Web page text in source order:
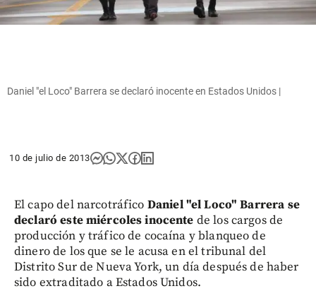
Daniel "el Loco" Barrera se declaró inocente en Estados Unidos |
10 de julio de 2013
El capo del narcotráfico Daniel "el Loco" Barrera se
declaró este miércoles inocente de los cargos de
producción y tráfico de cocaína y blanqueo de
dinero de los que se le acusa en el tribunal del
Distrito Sur de Nueva York, un día después de haber
sido extraditado a Estados Unidos.